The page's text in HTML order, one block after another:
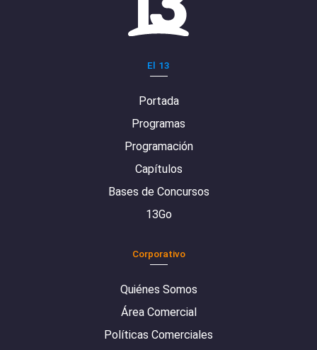
El 13
Portada
Programas
Programación
Capítulos
Bases de Concursos
13Go
Corporativo
Quiénes Somos
Área Comercial
Políticas Comerciales